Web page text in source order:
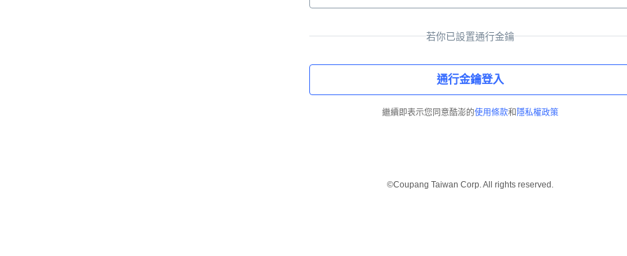
若你已設置通行金鑰
通行金鑰登入
繼續即表示您同意酷澎的使用條款和 隱私權政策
©Coupang Taiwan Corp. All rights reserved.